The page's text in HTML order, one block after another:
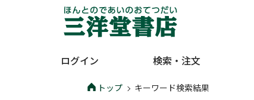
ログイン 検索・注文
トップ キーワード検索結果